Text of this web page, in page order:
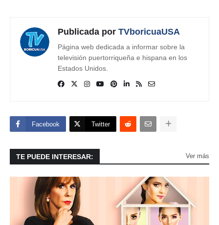
Publicada por TVboricuaUSA
Página web dedicada a informar sobre la
televisión puertorriqueña e hispana en los
Estados Unidos.
Facebook Twitter
TE PUEDE INTERESAR: Ver más